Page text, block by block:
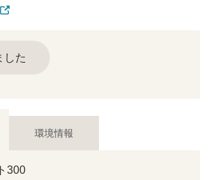
した
環境情報
300